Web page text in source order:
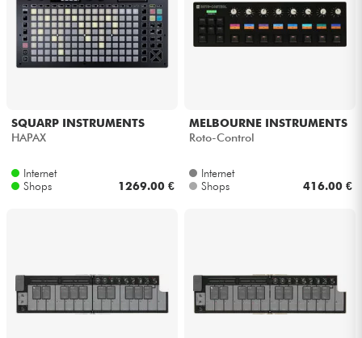
SQUARP INSTRUMENTS
HAPAX
Internet
Shops
1269.00 €
MELBOURNE INSTRUMENTS
Roto-Control
Internet
Shops
416.00 €